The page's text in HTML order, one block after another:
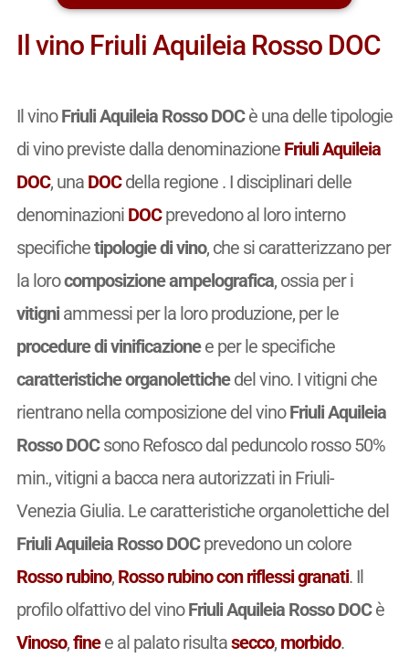
Il vino Friuli Aquileia Rosso DOC
Il vinoFriuli Aquileia Rosso DOCè una delle tipologie
di vino previste dalla denominazione Friuli Aquileia
DOC, una DOCdella regione . I disciplinari delle
denominazioni DOCprevedono al loro interno
specifichetipologie di vino, che si caratterizzano per
la lorocomposizione ampelografica, ossia per i
vitigniammessi per la loro produzione, per le
procedure di vinificazionee per le specifiche
caratteristiche organolettichedel vino. I vitigni che
rientrano nella composizione del vinoFriuli Aquileia
Rosso DOCsono Refosco dal peduncolo rosso 50%
min., vitigni a bacca nera autorizzati in Friuli-
Venezia Giulia. Le caratteristiche organolettiche del
Friuli Aquileia Rosso DOCprevedono un colore
Rosso rubino, Rosso rubino con riflessi granati. Il
profilo olfattivo del vinoFriuli Aquileia Rosso DOCè
Vinoso,finee al palato risultasecco, morbido.